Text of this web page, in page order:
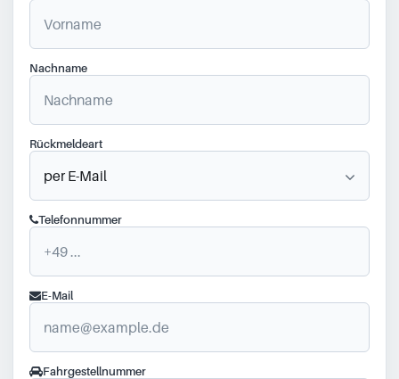
Nachname
Rückmeldeart
Telefonnummer
E-Mail
Fahrgestellnummer